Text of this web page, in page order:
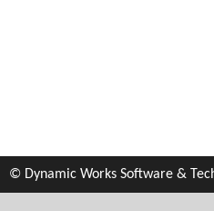
© Dynamic Works Software &